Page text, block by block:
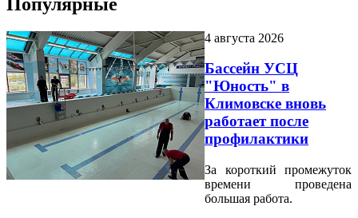
4 августа 2026
Бассейн УСЦ
"Юность" в
Климовске вновь
работает после
профилактики
За короткий промежуток
времени проведена
большая работа.